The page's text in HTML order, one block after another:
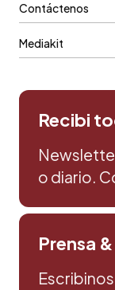
Contáctenos
Mediakit
Recibi
o diario.
Prensa
Escribinos